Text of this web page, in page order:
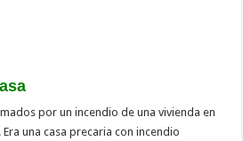
por un incendio de una vivienda en
una casa precaria con incendio